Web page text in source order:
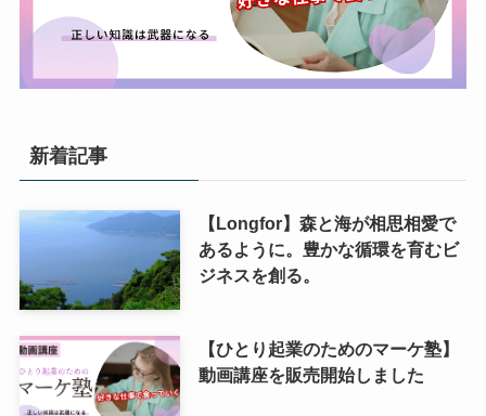
新着記事
【Longfor】森と海が相思相愛で
あるように。豊かな循環を育むビ
ジネスを創る。
【ひとり起業のためのマーケ塾】
動画講座を販売開始しました